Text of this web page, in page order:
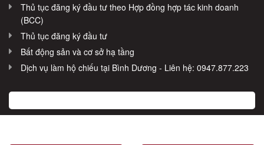
Thủ tục đăng ký đầu tư theo Hợp đồng hợp tác kinh doanh
(BCC)
Thủ tục đăng ký đầu tư
Bất động sản và cơ sở hạ tầng
Dịch vụ làm hộ chiếu tại Bình Dương - Liên hệ: 0947.877.223